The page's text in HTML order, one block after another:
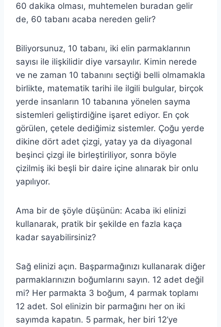
60 dakika olması, muhtemelen buradan gelir
de, 60 tabanı acaba nereden gelir?
Biliyorsunuz, 10 tabanı, iki elin parmaklarının
sayısı ile ilişkilidir diye varsayılır. Kimin nerede
ve ne zaman 10 tabanını seçtiği belli olmamakla
birlikte, matematik tarihi ile ilgili bulgular, birçok
yerde insanların 10 tabanına yönelen sayma
sistemleri geliştirdiğine işaret ediyor. En çok
görülen, çetele dediğimiz sistemler. Çoğu yerde
dikine dört adet çizgi, yatay ya da diyagonal
beşinci çizgi ile birleştiriliyor, sonra böyle
çizilmiş iki beşli bir daire içine alınarak bir onlu
yapılıyor.
Ama bir de şöyle düşünün: Acaba iki elinizi
kullanarak, pratik bir şekilde en fazla kaça
kadar sayabilirsiniz?
Sağ elinizi açın. Başparmağınızı kullanarak diğer
parmaklarınızın boğumlarını sayın. 12 adet değil
mi? Her parmakta 3 boğum, 4 parmak toplamı
12 adet. Sol elinizin bir parmağını her on iki
sayımda kapatın. 5 parmak, her biri 12’ye